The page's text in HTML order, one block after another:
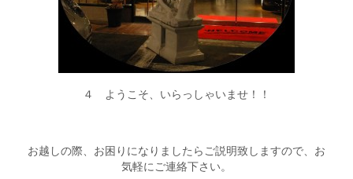
４ ようこそ、いらっしゃいませ！！
お越しの際、お困りになりましたらご説明致しますので、お
気軽にご連絡下さい。